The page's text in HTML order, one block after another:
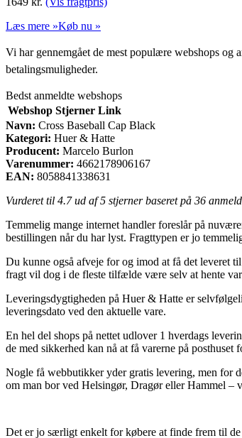
Læs mere »Køb nu »
Vi har gennemgået de mest populære webshops og
betalingsmuligheder.
Bedst anmeldte webshops
Webshop Stjerner Link
Navn: Cross Baseball Cap Black
Kategori: Huer & Hatte
Producent: Marcelo Burlon
Varenummer: 4662178906167
EAN: 8058841338631
Vurderet til 4.7ud af 5 stjerner baseret på 36
Temmelig mange internet handler foreslår på
bestillingen når du har lyst. Fragttypen er jo
Du kunne også afveje for og imod at få det leveret
fragt vil dog i de fleste tilfælde være selv at hente
Leveringsdygtigheden på Huer & Hatte er
leveringsdato ved den aktuelle vare.
En hel del shops på nettet udlover 1 hverdags
de med sikkerhed kan nå at få varerne på
Nogle få webbutikker yder gratis levering, men for
om man bor ved Helsingør, Dragør eller Hammel –
Det er jo særligt enkelt for købere at finde frem til